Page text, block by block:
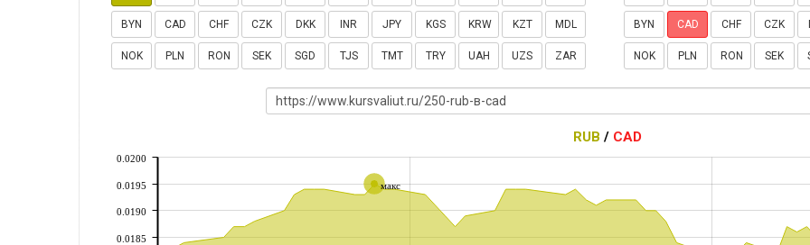
BYN CAD CHF CZK DKK INR JPY KGS KRW KZT MDL
NOK PLN RON SEK SGD TJS TMT TRY UAH UZS ZAR
BYN CAD CHF CZK
NOK PLN RON SEK
RUB / CAD
макс
0.0185
0.0190
0.0195
0.0200